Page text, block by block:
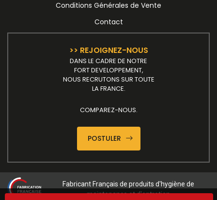
Conditions Générales de Vente
Contact
>> REJOIGNEZ-NOUS
DANS LE CADRE DE NOTRE
FORT DEVELOPPEMENT,
NOUS RECRUTONS SUR TOUTE
LA FRANCE.
COMPAREZ-NOUS.
POSTULER
Fabricant Français de produits d'hygiène de
maintenance et d'entretien